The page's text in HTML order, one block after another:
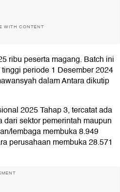
WITH CONTENT
ribu peserta magang. Batch ini
periode 1 Desember 2024
dalam Antara dikutip
2025 Tahap 3, tercatat ada
sektor pemerintah maupun
lembaga membuka 8.949
perusahaan membuka 28.571